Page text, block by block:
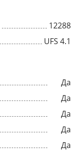
12288
UFS 4.1
Да
Да
Да
Да
Да